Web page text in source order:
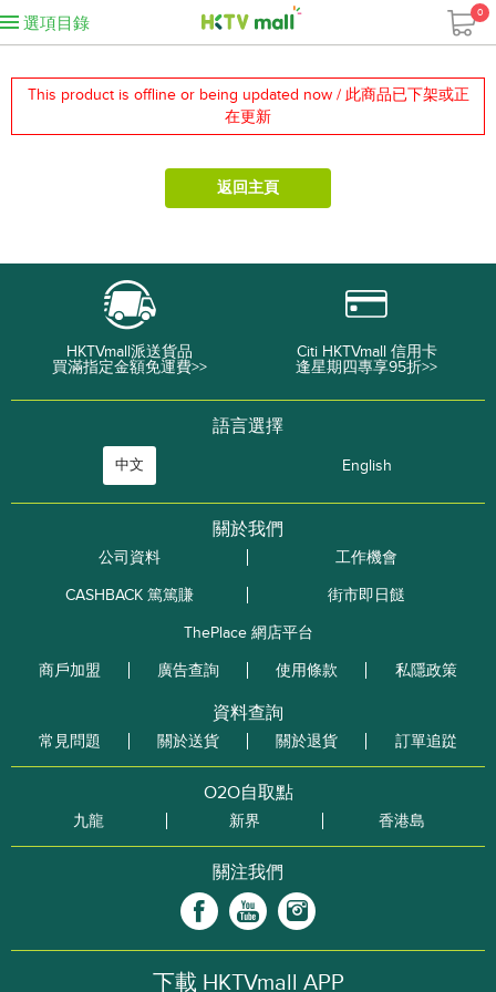
選項目錄
0
This product is offline or being updated now / 此商品已下架或正
在更新
返回主頁
HKTVmall派送貨品
買滿指定金額免運費>>
Citi HKTVmall 信用卡
逢星期四專享95折>>
語言選擇
中文 English
關於我們
公司資料
工作機會
CASHBACK 篤篤賺
街市即日餸
ThePlace 網店平台
商戶加盟
廣告查詢 使用條款 私隱政策
資料查詢
常見問題 關於送貨 關於退貨 訂單追踨
O2O自取點
九龍 新界 香港島
關注我們
下載 HKTVmall APP